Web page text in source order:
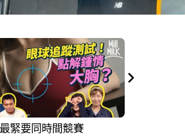
緊要同時間競賽